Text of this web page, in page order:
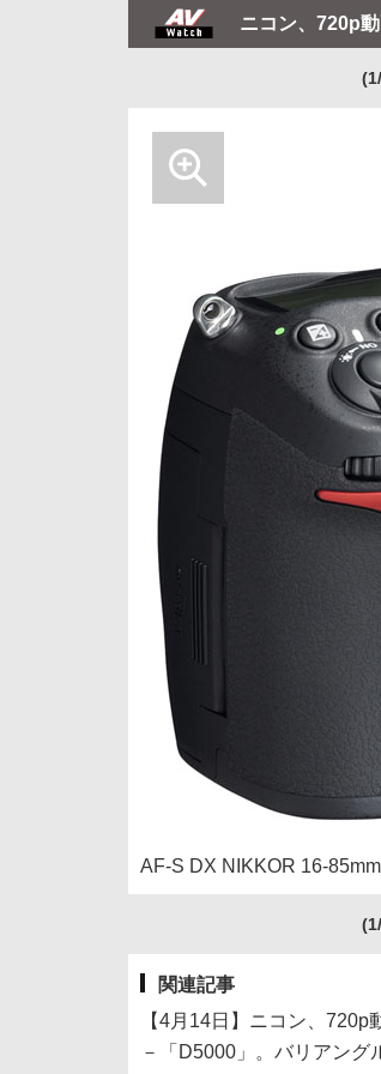
ニコン、720p
AF-S DX NIKKOR 16-
関連記事
【4月14日】ニコン、
－「D5000」。バリアング